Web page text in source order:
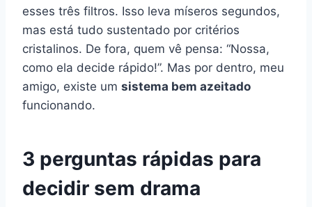
esses três filtros. Isso leva míseros segundos,
mas está tudo sustentado por critérios
cristalinos. De fora, quem vê pensa: “Nossa,
como ela decide rápido!”. Mas por dentro, meu
amigo, existe um sistema bem azeitado
funcionando.
3 perguntas rápidas para
decidir sem drama